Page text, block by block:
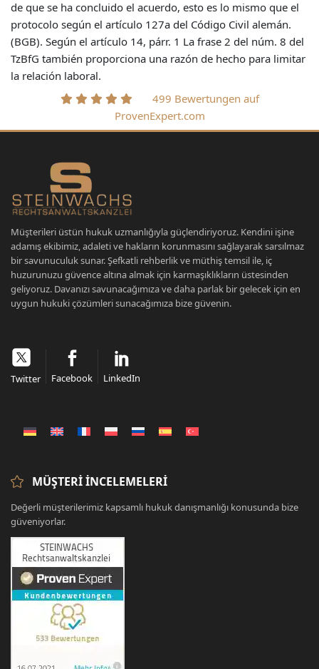
de que se ha concluido el acuerdo, esto es lo mismo que el
protocolo según el artículo 127a del Código Civil alemán.
(BGB). Según el artículo 14, párr. 1 La frase 2 del núm. 8 del
TzBfG también proporciona una razón de hecho para limitar
la relación laboral.
499 Bewertungen auf
ProvenExpert.com
Müşterileri üstün hukuk uzmanlığıyla güçlendiriyoruz. Kendini işine
adamış ekibimiz, adaleti ve hakların korunmasını sağlayarak sarsılmaz
bir savunuculuk sunar. Şefkatli rehberlik ve müthiş temsil ile, iç
huzurunuzu güvence altına almak için karmaşıklıkların üstesinden
geliyoruz. Davanızı savunacağımıza ve daha parlak bir gelecek için en
uygun hukuki çözümleri sunacağımıza bize güvenin.
Twitter Facebook LinkedIn
MÜŞTERI İNCELEMELERI
Değerli müşterilerimiz kapsamlı hukuk danışmanlığı konusunda bize
güveniyorlar.